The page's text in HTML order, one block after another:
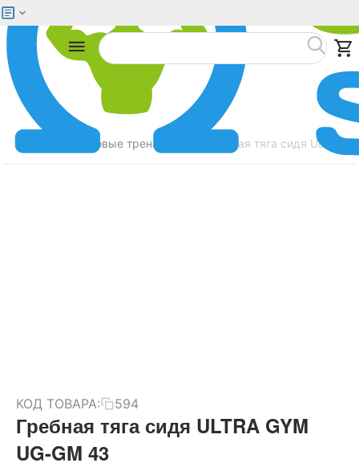
Силовые тренажеры Гребная тяга сидя ULTRA
КОД ТОВАРА: 594
Гребная тяга сидя ULTRA GYM
UG-GM 43
Меню Найти